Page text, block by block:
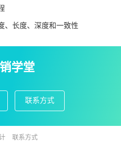
、长度、深度和一致性
学堂
联系方式
联系方式